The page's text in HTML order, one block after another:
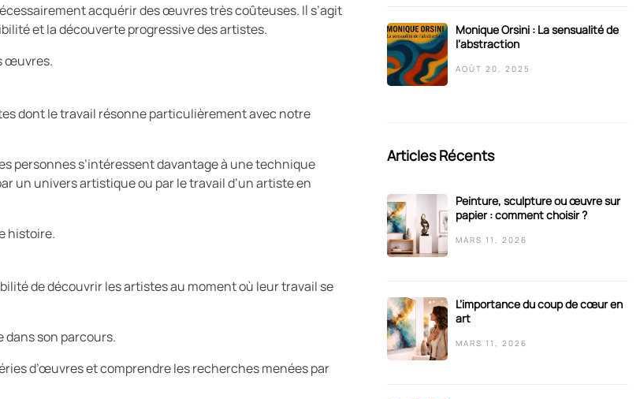
acquérir des œuvres très coûteuses. Il s’agit
et la découverte progressive des artistes.
œuvres.
dont le travail résonne particulièrement avec notre
personnes s’intéressent davantage à une technique
un univers artistique ou par le travail d’un artiste en
histoire.
de découvrir les artistes au moment où leur travail se
son parcours.
d’œuvres et comprendre les recherches menées par
Monique Orsini : La sensualité de
l’abstraction
AOÛT 20, 2025
Articles Récents
Peinture, sculpture ou œuvre sur
papier : comment choisir ?
MARS 11, 2026
L’importance du coup de cœur en
art
MARS 11, 2026